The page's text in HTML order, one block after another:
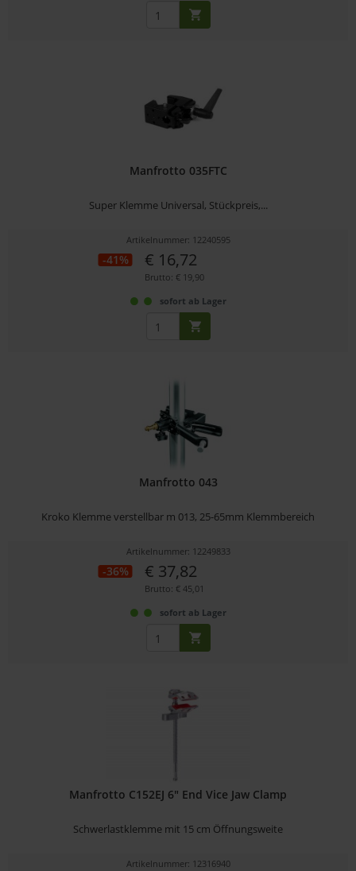
Manfrotto 035FTC
Super Klemme Universal, Stückpreis,...
Artikelnummer: 12240595
-41% € 16,72
Brutto: € 19,90
sofort ab Lager
Manfrotto 043
Kroko Klemme verstellbar m 013, 25-65mm Klemmbereich
Artikelnummer: 12249833
-36% € 37,82
Brutto: € 45,01
sofort ab Lager
Manfrotto C152EJ 6" End Vice Jaw Clamp
Schwerlastklemme mit 15 cm Öffnungsweite
Artikelnummer: 12316940